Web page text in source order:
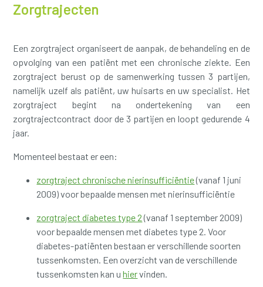
Zorgtrajecten
Een zorgtraject organiseert de aanpak, de behandeling en de
opvolging van een patiënt met een chronische ziekte. Een
zorgtraject berust op de samenwerking tussen 3 partijen,
namelijk uzelf als patiënt, uw huisarts en uw specialist. Het
zorgtraject begint na ondertekening van een
zorgtrajectcontract door de 3 partijen en loopt gedurende 4
jaar.
Momenteel bestaat er een:
zorgtraject chronische nierinsufficiëntie(vanaf 1 juni
2009) voor bepaalde mensen met nierinsufficiëntie
zorgtraject diabetes type 2(vanaf 1 september 2009)
voor bepaalde mensen met diabetes type 2. Voor
diabetes-patiënten bestaan er verschillende soorten
tussenkomsten. Een overzicht van de verschillende
tussenkomsten kan uhiervinden.